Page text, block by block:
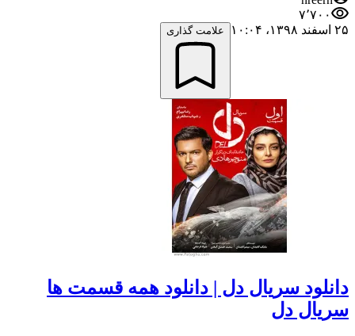
۷٬۷۰۰
۲۵ اسفند ۱۳۹۸،‏ ۱۰:۰۴
علامت گذاری
دانلود سریال دل | دانلود همه قسمت ها
سریال دل